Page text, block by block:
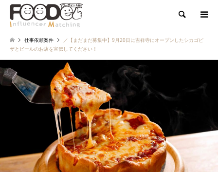
検索
仕事依頼案件
／【まだまだ募集中】9月20日に吉祥寺にオープンしたシカゴピ
ザとビールのお店を宣伝してください！